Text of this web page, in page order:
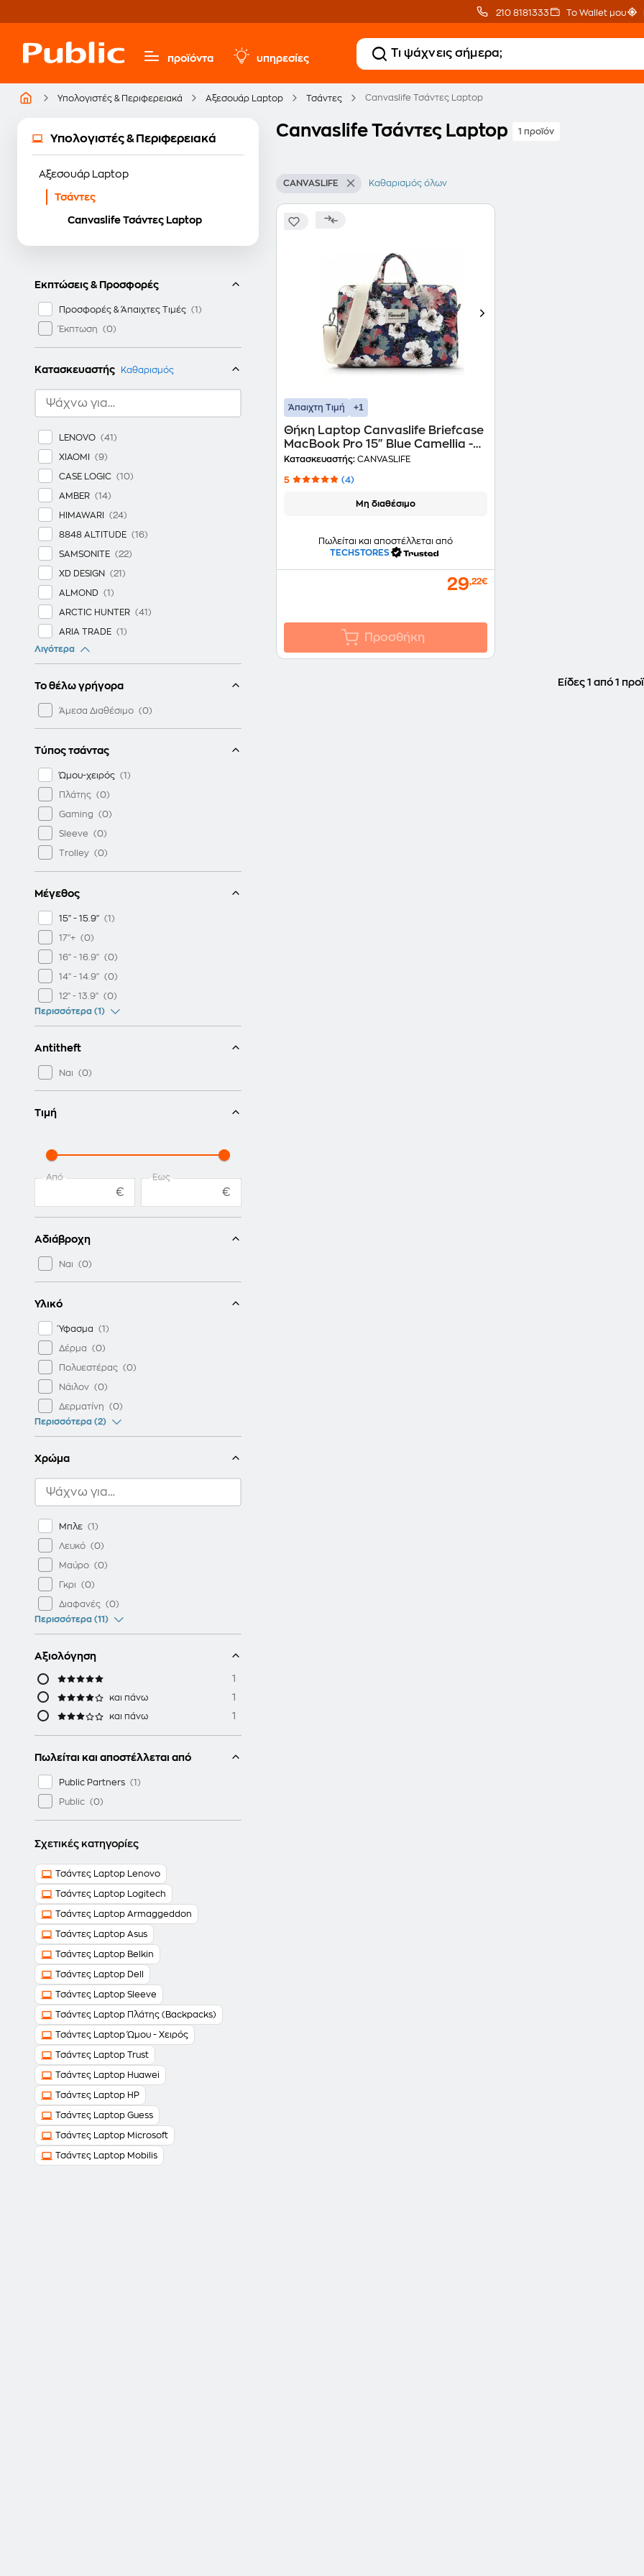
210 8181333 Το Wallet μου
προϊόντα υπηρεσίες
Υπολογιστές & Περιφερειακά Αξεσουάρ Laptop Τσάντες Canvaslife Τσάντες Laptop
Υπολογιστές & Περιφερειακά
Αξεσουάρ Laptop
Τσάντες
Canvaslife Τσάντες Laptop
Εκπτώσεις & Προσφορές
Προσφορές & Άπαιχτες Τιμές
Έκπτωση
Κατασκευαστής Καθαρισμός
LENOVO
XIAOMI
CASE LOGIC
AMBER
HIMAWARI
8848 ALTITUDE
SAMSONITE
XD DESIGN
ALMOND
ARCTIC HUNTER
ARIA TRADE
ARMAGGEDDON
BANGE
CANVASLIFE
DELL
DICOTA
LAMTECH
LAUT
LOGITECH
MACMA
MOBILIS
RIVACASE
SWITCHEASY
TECH-PROTECT
TRUST
Λιγότερα
Το θέλω γρήγορα
Άμεσα Διαθέσιμο
Τύπος τσάντας
Ώμου-χειρός
Πλάτης
Gaming
Sleeve
Τrolley
Μέγεθος
15" - 15.9"
17"+
16" - 16.9"
14" - 14.9"
12" - 13.9"
Περισσότερα (1)
Antitheft
Ναι
Τιμή
Από
€
Έως
€
Αδιάβροχη
Ναι
Υλικό
Ύφασμα
Δέρμα
Πολυεστέρας
Νάιλον
Δερματίνη
Περισσότερα (2)
Χρώμα
Μπλε
Λευκό
Μαύρο
Γκρι
Διαφανές
Περισσότερα (11)
Αξιολόγηση
1
και πάνω 1
και πάνω 1
Πωλείται και αποστέλλεται από
Public Partners
Public
Σχετικές κατηγορίες
Τσάντες Laptop Lenovo
Τσάντες Laptop Logitech
Τσάντες Laptop Armaggeddon
Τσάντες Laptop Asus
Τσάντες Laptop Belkin
Τσάντες Laptop Dell
Τσάντες Laptop Sleeve
Τσάντες Laptop Πλάτης (Backpacks)
Τσάντες Laptop Ώμου - Χειρός
Τσάντες Laptop Trust
Τσάντες Laptop Huawei
Τσάντες Laptop HP
Τσάντες Laptop Guess
Τσάντες Laptop Microsoft
Τσάντες Laptop Mobilis
Canvaslife Τσάντες Laptop 1 προϊόν
CANVASLIFE Καθαρισμός όλων
Άπαιχτη Τιμή +1
Θήκη Laptop Canvaslife Briefcase
MacBook Pro 15" Blue Camellia -
Μπλε
Κατασκευαστής: CANVASLIFE
5 (4)
Μη διαθέσιμο
Πωλείται και αποστέλλεται από
TECHSTORES
29,22€
Προσθήκη
Είδες 1 από 1